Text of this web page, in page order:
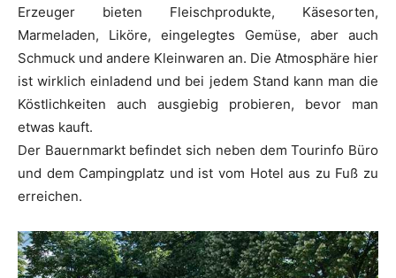
Erzeuger bieten Fleischprodukte, Käsesorten,
Marmeladen, Liköre, eingelegtes Gemüse, aber auch
Schmuck und andere Kleinwaren an. Die Atmosphäre hier
ist wirklich einladend und bei jedem Stand kann man die
Köstlichkeiten auch ausgiebig probieren, bevor man
etwas kauft.
Der Bauernmarkt befindet sich neben dem Tourinfo Büro
und dem Campingplatz und ist vom Hotel aus zu Fuß zu
erreichen.